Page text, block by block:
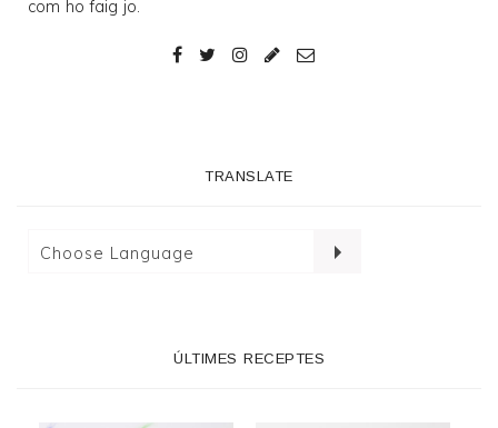
com ho faig jo.
TRANSLATE
ÚLTIMES RECEPTES